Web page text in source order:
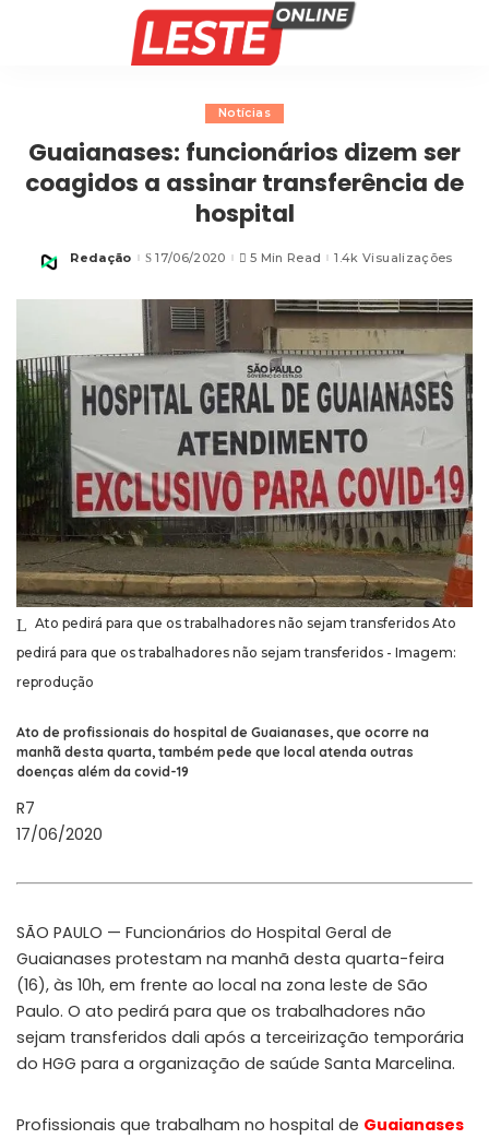
Notícias
Guaianases: funcionários dizem ser
coagidos a assinar transferência de
hospital
Posted
Redação 17/06/2020 5 Min Read 1.4k Visualizações
Ato pedirá para que os trabalhadores não sejam transferidos Ato
pedirá para que os trabalhadores não sejam transferidos - Imagem:
reprodução
Ato de profissionais do hospital de Guaianases, que ocorre na
manhã desta quarta, também pede que local atenda outras
doenças além da covid-19
R7
17/06/2020
SÃO PAULO — Funcionários do Hospital Geral de
Guaianases protestam na manhã desta quarta-feira
(16), às 10h, em frente ao local na zona leste de São
Paulo. O ato pedirá para que os trabalhadores não
sejam transferidos dali após a terceirização temporária
do HGG para a organização de saúde Santa Marcelina.
Profissionais que trabalham no hospital de Guaianases